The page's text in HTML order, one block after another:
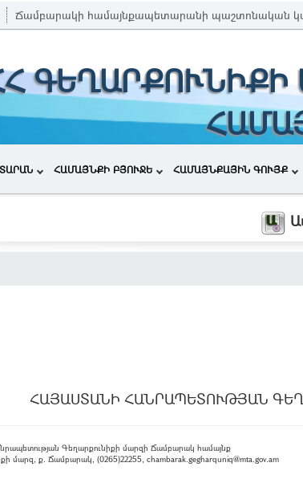
Ճամբարակի համայնքապետարանի պաշտոնական
ԳԵՂԱՐՔՈՒՆԻՔԻ
ՀԱՄԱՅՆՔԻ ԲՅՈՒՋԵ ՀԱՄԱՅՆՔԱՅԻՆ ԳՈՒՅՔ
ՀԱՅԱՍՏԱՆԻ ՀԱՆՐԱՊԵՏՈՒԹՅԱՆ
Գեղարքունիքի մարզի Ճամբարակ համայնք
մարզ, ք. Ճամբարակ, (0265)22255, chambarak.gegharquniq@mta.gov.am